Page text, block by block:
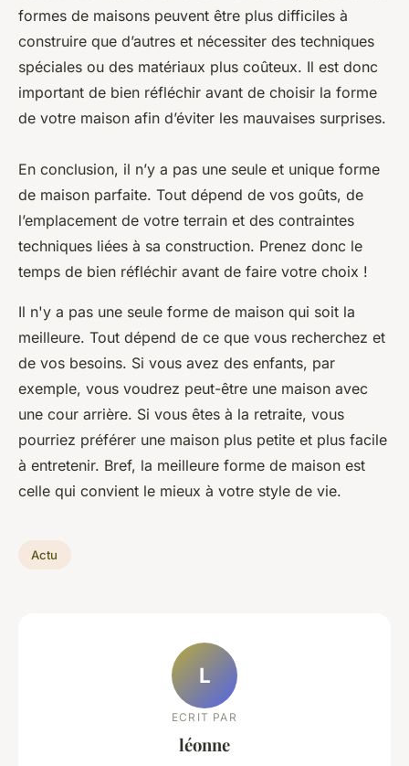
formes de maisons peuvent être plus difficiles à
construire que d’autres et nécessiter des techniques
spéciales ou des matériaux plus coûteux. Il est donc
important de bien réfléchir avant de choisir la forme
de votre maison afin d’éviter les mauvaises surprises.
En conclusion, il n’y a pas une seule et unique forme
de maison parfaite. Tout dépend de vos goûts, de
l’emplacement de votre terrain et des contraintes
techniques liées à sa construction. Prenez donc le
temps de bien réfléchir avant de faire votre choix !
Il n'y a pas une seule forme de maison qui soit la
meilleure. Tout dépend de ce que vous recherchez et
de vos besoins. Si vous avez des enfants, par
exemple, vous voudrez peut-être une maison avec
une cour arrière. Si vous êtes à la retraite, vous
pourriez préférer une maison plus petite et plus facile
à entretenir. Bref, la meilleure forme de maison est
celle qui convient le mieux à votre style de vie.
Actu
L
ECRIT PAR
léonne